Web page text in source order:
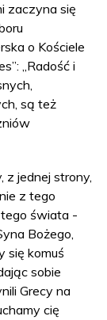
zaczyna się
o Kościele
„Radość i
są też
z jednej strony,
z tego
świata -
Bożego,
się komuś
sobie
Grecy na
cię